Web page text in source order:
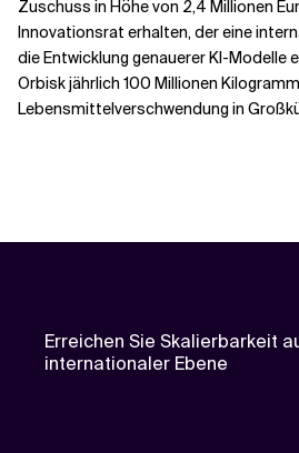
Zuschuss in Höhe von 2,4 Millionen
Innovationsrat erhalten, der eine
die Entwicklung genauerer KI-Modelle
Orbisk jährlich 100 Millionen Kilogramm
Lebensmittelverschwendung in
Erreichen Sie Skalierbarkeit
internationaler Ebene